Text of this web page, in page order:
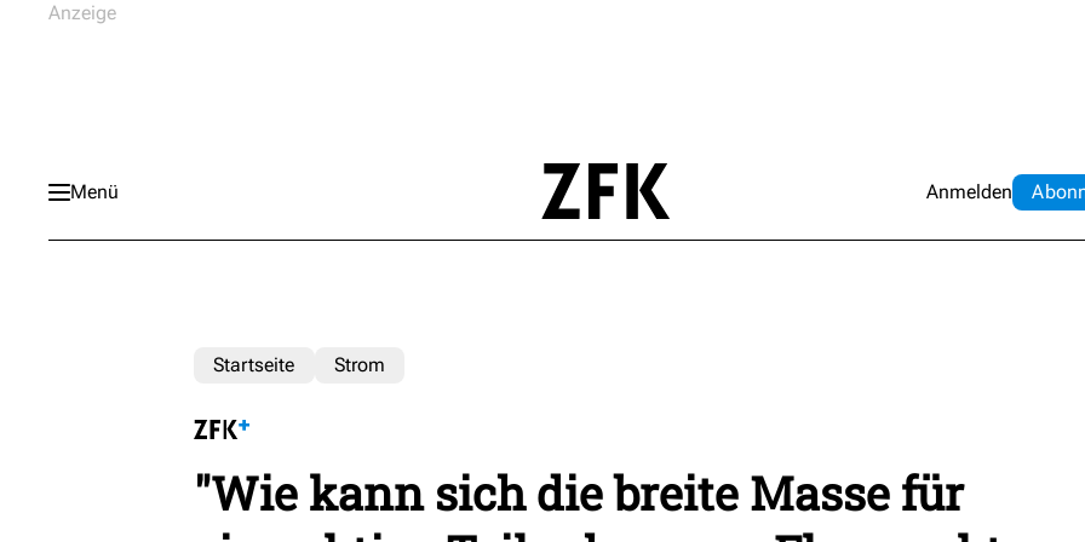
Menü Anmelden Abo
Startseite Strom
"Wie kann sich die breite Masse für